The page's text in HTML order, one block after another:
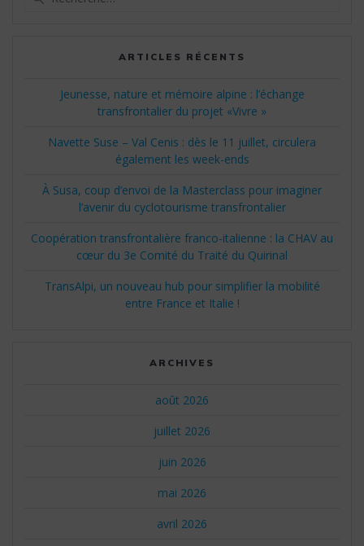
ARTICLES RÉCENTS
Jeunesse, nature et mémoire alpine : l’échange
transfrontalier du projet «Vivre »
Navette Suse – Val Cenis : dès le 11 juillet, circulera
également les week-ends
À Susa, coup d’envoi de la Masterclass pour imaginer
l’avenir du cyclotourisme transfrontalier
Coopération transfrontalière franco-italienne : la CHAV au
cœur du 3e Comité du Traité du Quirinal
TransAlpi, un nouveau hub pour simplifier la mobilité
entre France et Italie !
ARCHIVES
août 2026
juillet 2026
juin 2026
mai 2026
avril 2026